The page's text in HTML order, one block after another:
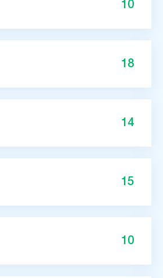
10
18
14
15
10